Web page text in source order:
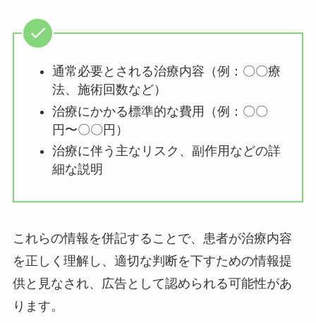
通常必要とされる治療内容（例：〇〇療
法、施術回数など）
治療にかかる標準的な費用（例：〇〇
円〜〇〇円）
治療に伴う主なリスク、副作用などの詳
細な説明
これらの情報を併記することで、患者が治療内容
を正しく理解し、適切な判断を下すための情報提
供と見なされ、広告として認められる可能性があ
ります。